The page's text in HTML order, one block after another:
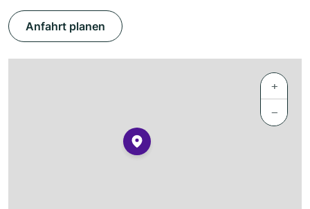
Anfahrt planen
+
−